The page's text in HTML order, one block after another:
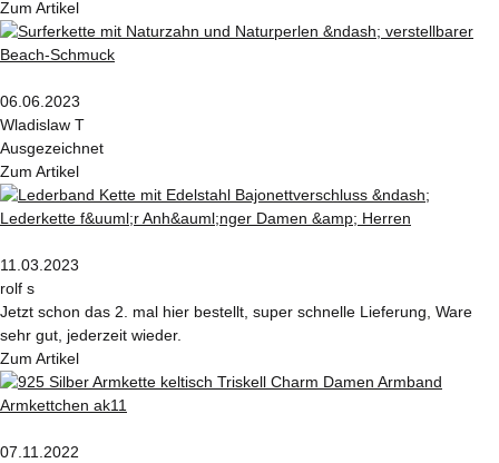
Zum Artikel
06.06.2023
Wladislaw T
Ausgezeichnet
Zum Artikel
11.03.2023
rolf s
Jetzt schon das 2. mal hier bestellt, super schnelle Lieferung, Ware
sehr gut, jederzeit wieder.
Zum Artikel
07.11.2022